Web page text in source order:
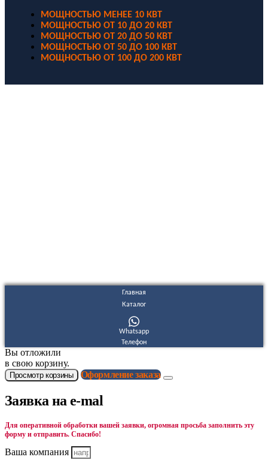
МОЩНОСТЬЮ МЕНЕЕ 10 КВТ
МОЩНОСТЬЮ ОТ 10 ДО 20 КВТ
МОЩНОСТЬЮ ОТ 20 ДО 50 КВТ
МОЩНОСТЬЮ ОТ 50 ДО 100 КВТ
МОЩНОСТЬЮ ОТ 100 ДО 200 КВТ
Главная
Каталог
Whatsapp
Телефон
Вы отложили
в свою корзину.
Просмотр корзины Оформление заказа
Заявка на e-mal
Для оперативной обработки вашей заявки, огромная просьба заполнить эту
форму и отправить. Спасибо!
Ваша компания